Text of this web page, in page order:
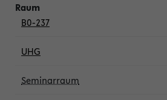
B0-237
UHG
Seminarraum